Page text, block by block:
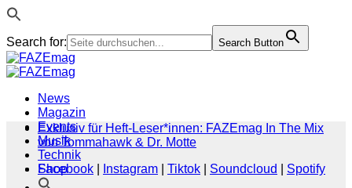
Search for: Search Button
Zum
Inhalt
News
Magazin
Events
Musik
Technik
Shop
Exklusiv für Heft-Leser*innen: FAZEmag In The Mix
von Tommahawk & Dr. Motte
Facebook
Instagram Tiktok Soundcloud
Spotify